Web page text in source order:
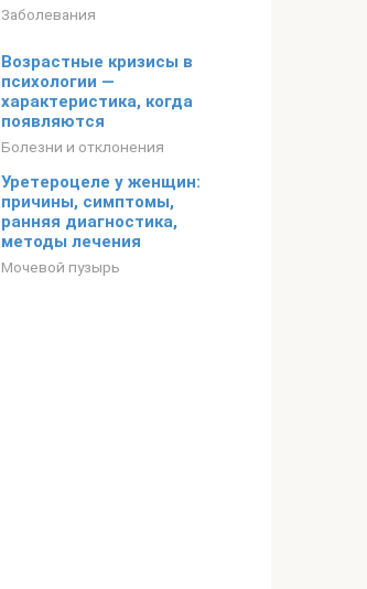
Заболевания
Возрастные кризисы в
психологии —
характеристика, когда
появляются
Болезни и отклонения
Уретероцеле у женщин:
причины, симптомы,
ранняя диагностика,
методы лечения
Мочевой пузырь